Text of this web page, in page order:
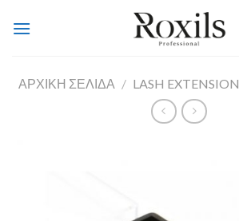
ΑΡΧΙΚΉ ΣΕΛΊΔΑ / LASH EXTENSION